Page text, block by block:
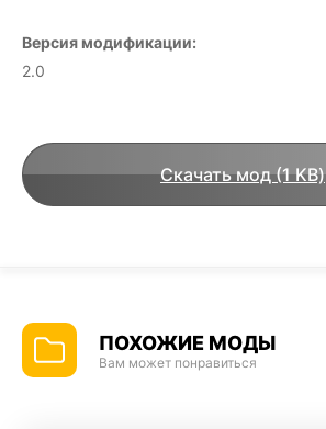
Версия модификации:
2.0
Скачать мод (1 KB)
ПОХОЖИЕ МОДЫ
Вам может понравиться